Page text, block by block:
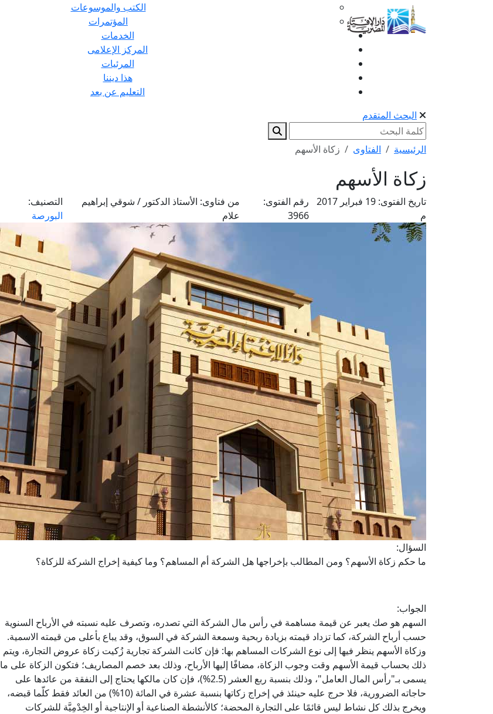
الكتب والموسوعات
المؤتمرات
الخدمات
المركز الإعلامى
المرئيات
هذا ديننا
التعليم عن بعد
البحث المتقدم
الرئيسية الفتاوى زكاة الأسهم
زكاة الأسهم
تاريخ الفتوى:
19 فبراير 2017
م
رقم الفتوى:
3966
من فتاوى: الأستاذ الدكتور / شوقي إبراهيم
علام
التصنيف:
البورصة
السؤال:
ما حكم زكاة الأسهم؟ ومن المطالب بإخراجها هل الشركة أم المساهم؟ وما كيفية إخراج الشركة للزكاة؟
الجواب:
السهم هو صك يعبر عن قيمة مساهمة في رأس مال الشركة التي تصدره، وتصرف عليه نسبته في الأرباح السنوية
حسب أرباح الشركة، كما تزداد قيمته بزيادة ربحية وسمعة الشركة في السوق، وقد يباع بأعلى من قيمته الاسمية.
وزكاة الأسهم ينظر فيها إلى نوع الشركات المساهم بها: فإن كانت الشركة تجارية زُكيت زكاة عروض التجارة، ويتم
ذلك بحساب قيمة الأسهم وقت وجوب الزكاة، مضافًا إليها الأرباح، وذلك بعد خصم المصاريف؛ فتكون الزكاة على ما
يسمى بـ"رأس المال العامل"، وذلك بنسبة ربع العشر (2.5%)، فإن كان مالكها يحتاج إلى النفقة من عائدها على
حاجاته الضرورية، فلا حرج عليه حينئذ في إخراج زكاتها بنسبة عشرة في المائة (10%) من العائد فقط كلّما قبضه،
ويخرج بذلك كل نشاط ليس قائمًا على التجارة المحضة؛ كالأنشطة الصناعية أو الإنتاجية أو الخِدْمِيَّة للشركات